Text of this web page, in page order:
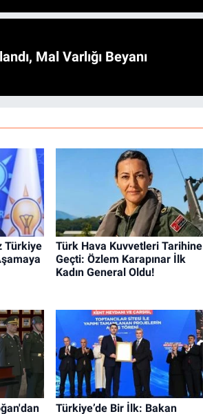
Mal Varlığı Beyanı
Türkiye
Türk Hava Kuvvetleri Tarihine
Geçti: Özlem Karapınar İlk
Kadın General Oldu!
Türkiye’de Bir İlk: Bakan